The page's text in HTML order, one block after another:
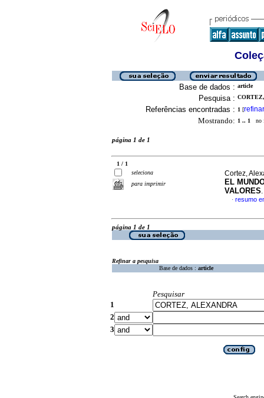
Base de dados : article
Pesquisa :
Referências encontradas : 1 [refinar
Mostrando: 1 .. 1 no
página 1 de 1
1 / 1
seleciona
para imprimir
Cortez,
EL
VALORES.
· resumo
página 1 de 1
Refinar a pesquisa
Base de dados : article
Pesquisar
1
2
3